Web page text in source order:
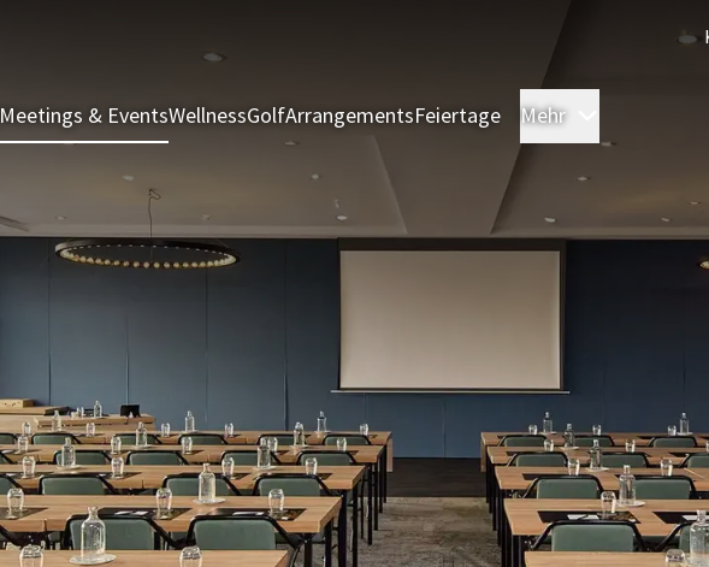
Meetings & EventsWellnessGolfArrangementsFeiertage Mehr